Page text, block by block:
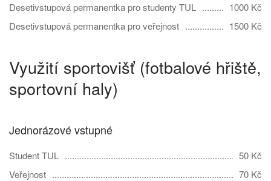
Desetivstupová permanentka pro studenty TUL
1000 Kč
Desetivstupová permanentka pro veřejnost
1500 Kč
Využití sportovišť (fotbalové hřiště,
sportovní haly)
Jednorázové vstupné
Student TUL
50 Kč
Veřejnost
70 Kč